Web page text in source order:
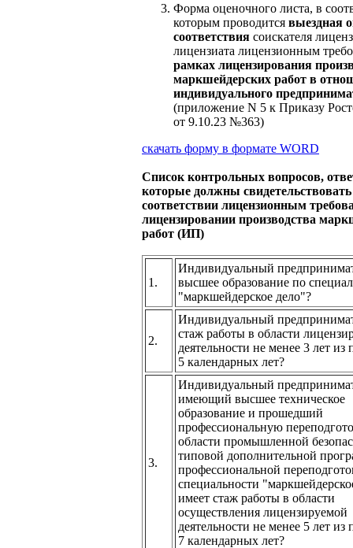
Форма оценочного листа, в
которым проводится выездная
соответствия соискателя
лицензиата лицензионным
рамках лицензирования
маркшейдерских работ в
индивидуального
(приложение N 5 к Приказу
от 9.10.23 №363)
скачать форму в формате WORD
Список контрольных вопросов,
которые должны свидетельствовать
соответствии лицензионным
лицензировании производства
работ (ИП)
1.
Индивидуальный
высшее образование по
"маркшейдерское дело"?
2.
Индивидуальный
стаж работы в области
деятельности не менее 3 лет из
5 календарных лет?
3.
Индивидуальный
имеющий высшее техническое
образование и прошедший
профессиональную
области промышленной
типовой дополнительной
профессиональной
специальности
имеет стаж работы в области
осуществления лицензируемой
деятельности не менее 5 лет из
7 календарных лет?